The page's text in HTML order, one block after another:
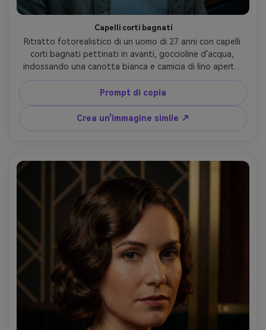
Capelli corti bagnati
Ritratto fotorealistico di un uomo di 27 anni con capelli
corti bagnati pettinati in avanti, goccioline d'acqua,
indossando una canotta bianca e camicia di lino aperta,
impostazione dello specchio del bagno con atmosfera
fumosa, luce superiore umorosa e pratiche laterali, Canon
EOS R5, 50mm f/1.2, primo piano, umore cinematografico
intimo, perline d'acqua realistiche e trama della pelle,
messa a fuoco nitida, alta risoluzione, fresca graduazione
Prompt di copia
Crea un'immagine simile ↗